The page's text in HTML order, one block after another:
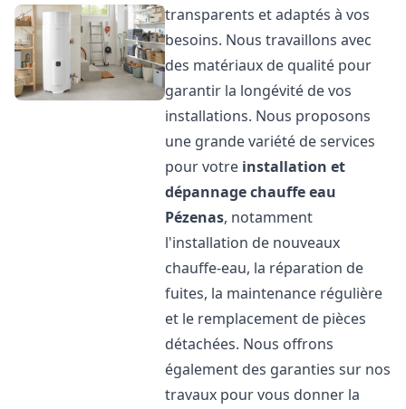
transparents et adaptés à vos
besoins. Nous travaillons avec
des matériaux de qualité pour
garantir la longévité de vos
installations. Nous proposons
une grande variété de services
pour votre installation et
dépannage chauffe eau
Pézenas, notamment
l'installation de nouveaux
chauffe-eau, la réparation de
fuites, la maintenance régulière
et le remplacement de pièces
détachées. Nous offrons
également des garanties sur nos
travaux pour vous donner la